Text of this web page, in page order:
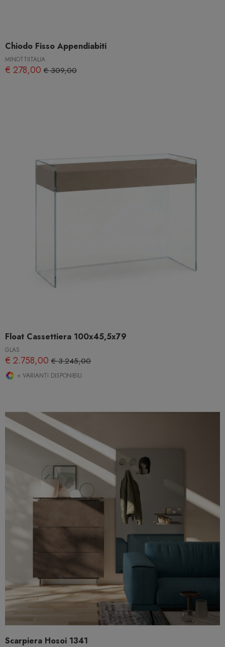
Chiodo Fisso Appendiabiti
MINOTTIITALIA
€ 278,00 € 309,00
Float Cassettiera 100x45,5x79
GLAS
€ 2.758,00 € 3.245,00
+ VARIANTI DISPONIBILI
Scarpiera Hosoi 1341